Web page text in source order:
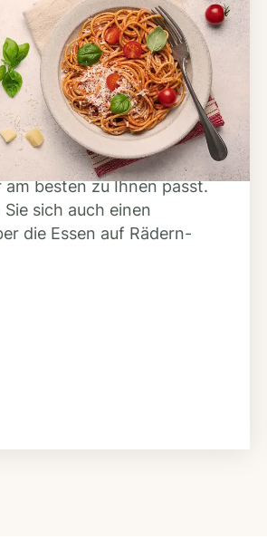
2
finden
große Mahlzeiten-
um herauszufinden,
es in Ihrer Region gibt
besten zu Ihnen passt.
sich auch einen
die Essen auf Rädern-